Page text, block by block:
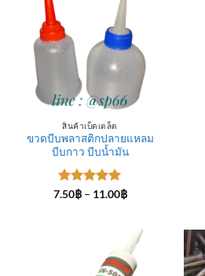
สินค้าเบ็ดเตล็ด
ขวดบีบพลาสติกปลายแหลม
บีบกาว บีบน้ำมัน
ให้คะแนน
7.50฿ – 11.00฿Price
11.00฿